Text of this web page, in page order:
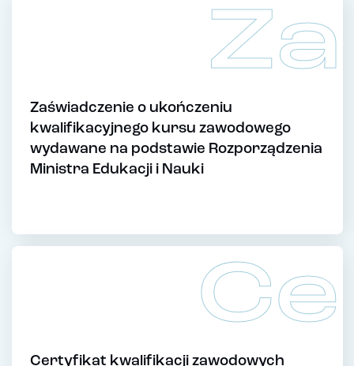
Za
Zaświadczenie o ukończeniu
kwalifikacyjnego kursu zawodowego
wydawane na podstawie Rozporządzenia
Ministra Edukacji i Nauki
Ce
Certyfikat kwalifikacji zawodowych